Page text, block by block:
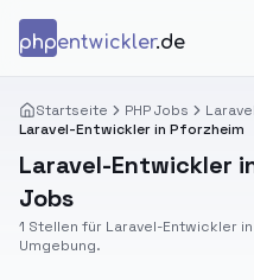
phpentwickler.de
Startseite PHP Jobs
Laravel-Entwickler in Pforzheim
Laravel-Entwickler
Jobs
1 Stellen für Laravel-Entwickler
Umgebung.